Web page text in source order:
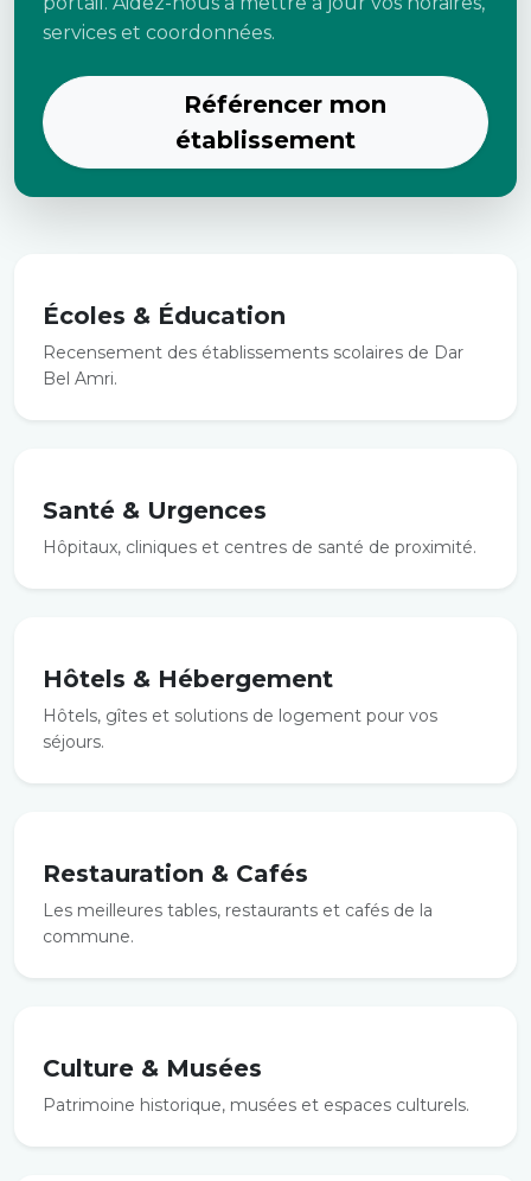
services et coordonnées.
Référencer mon
établissement
Écoles & Éducation
Recensement des établissements scolaires de Dar
Bel Amri.
Santé & Urgences
Hôpitaux, cliniques et centres de santé de proximité.
Hôtels & Hébergement
Hôtels, gîtes et solutions de logement pour vos
séjours.
Restauration & Cafés
Les meilleures tables, restaurants et cafés de la
commune.
Culture & Musées
Patrimoine historique, musées et espaces culturels.